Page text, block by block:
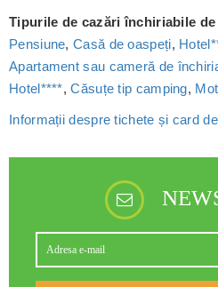
Tipurile de cazări închiriabile de
Pensiune,Casă de oaspeți,
Apartament sau cameră de
Hotel****,Căsuțe tip camping,
Informații despre tichete și card